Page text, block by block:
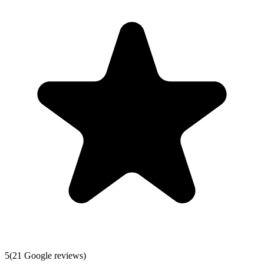
5(21 Google reviews)